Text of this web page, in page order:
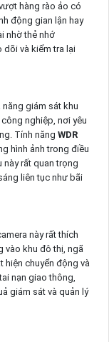
hàng rào ảo có
động gian lận hay
nhờ thẻ nhớ
dõi và kiểm tra lại
giám sát khu
nghiệp, nơi yêu
Tính năng WDR
hình ảnh trong điều
này rất quan trọng
liên tục như bãi
này rất thích
vào khu đô thị, ngã
hiện chuyển động và
nạn giao thông,
giám sát và quản lý